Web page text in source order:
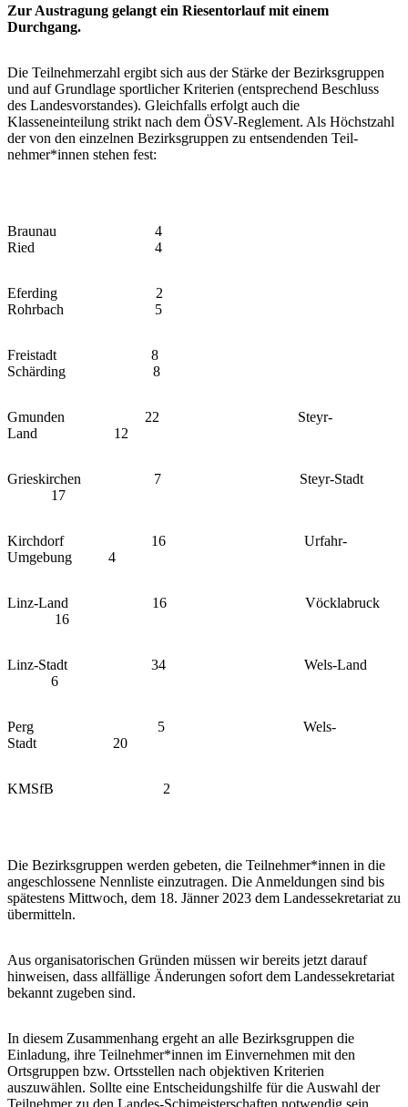
Zur Austragung gelangt ein Riesentorlauf mit einem
Durchgang.
Die Teil­nehmerzahl ergibt sich aus der Stärke der Bezirksgruppen
und auf Grundlage sportlicher Kriterien (entsprechend Beschluss
des Landesvorstandes). Gleichfalls erfolgt auch die
Klasseneinteilung strikt nach dem ÖSV-Reglement. Als Höchstzahl
der von den einzelnen Bezirksgruppen zu ent­sendenden Teil­
nehmer*innen stehen fest:
Braunau 4
Ried 4
Eferding 2
Rohrbach 5
Freistadt 8
Schärding 8
Gmunden 22 Steyr-
Land 12
Grieskirchen 7 Steyr-Stadt
17
Kirchdorf 16 Urfahr-
Umgebung 4
Linz-Land 16 Vöcklabruck
16
Linz-Stadt 34 Wels-Land
6
Perg 5 Wels-
Stadt 20
KMSfB 2
Die Bezirksgruppen werden gebeten, die Teilnehmer*innen in die
angeschlossene Nennliste einzutragen. Die Anmeldungen sind bis
spätestens Mittwoch, dem 18. Jänner 2023 dem Landessekretariat zu
übermitteln.
Aus organisatorischen Gründen müssen wir bereits jetzt darauf
hinweisen, dass allfällige Änderungen sofort dem Landessekretariat
bekannt zugeben sind.
In diesem Zusammenhang ergeht an alle Bezirksgruppen die
Einladung, ihre Teil­nehmer*innen im Einvernehmen mit den
Ortsgruppen bzw. Ortsstellen nach objektiven Kriterien
auszuwählen. Sollte eine Entscheidungshilfe für die Auswahl der